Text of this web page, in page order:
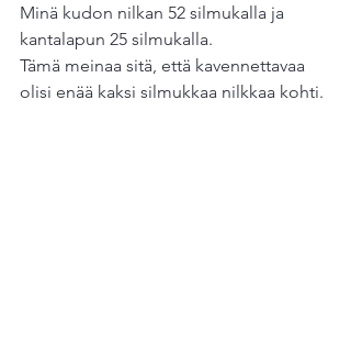
Minä kudon nilkan 52 silmukalla ja
kantalapun 25 silmukalla.
Tämä meinaa sitä, että kavennettavaa
olisi enää kaksi silmukkaa nilkkaa kohti.